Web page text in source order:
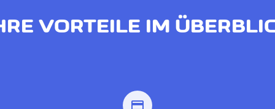
VORTEILE IM
credit_card